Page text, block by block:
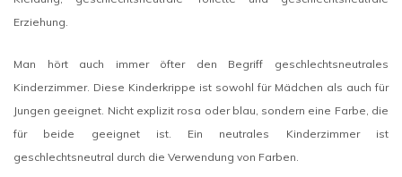
Erziehung.
Man hört auch immer öfter den Begriff geschlechtsneutrales
Kinderzimmer. Diese Kinderkrippe ist sowohl für Mädchen als auch für
Jungen geeignet. Nicht explizit rosa oder blau, sondern eine Farbe, die
für beide geeignet ist. Ein neutrales Kinderzimmer ist
geschlechtsneutral durch die Verwendung von Farben.